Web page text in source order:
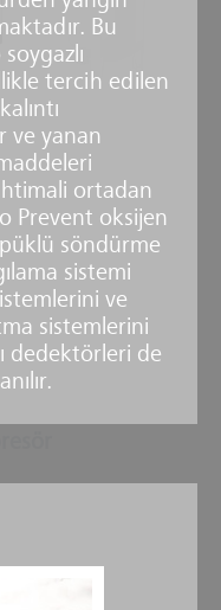
Bu
tercih edilen
ve yanan
ortadan
Prevent oksijen
söndürme
sistemi
ve
sistemlerini
dedektörleri de